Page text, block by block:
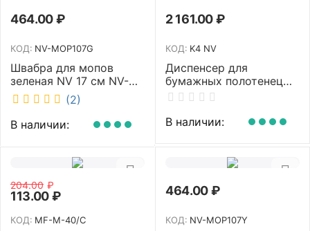
464.00₽
КОД: NV-MOP107G
Швабра для мопов
зеленая NV 17 см NV-
MOP107G (2)
В наличии:
2 161.00₽
КОД: K4 NV
Диспенсер для
бумажных полотенец
NV белый K4 NV
В наличии:
204.00 ₽
113.00₽
КОД: MF-M-40/C
464.00₽
КОД: NV-MOP107Y